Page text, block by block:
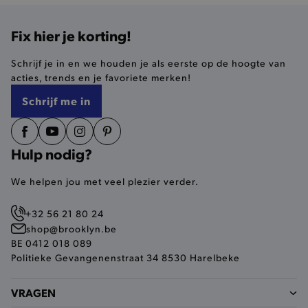
Fix hier je korting!
Schrijf je in en we houden je als eerste op de hoogte van
acties, trends en je favoriete merken!
Schrijf me in
Hulp nodig?
We helpen jou met veel plezier verder.
+32 56 21 80 24
shop@brooklyn.be
BE 0412 018 089
Politieke Gevangenenstraat 34 8530 Harelbeke
VRAGEN
De strikt noodzakelijke cookies verbeteren jouw
site op een correcte manier wordt verorberd. De
analytische en functionele cookies vullen hun
niet jouw identiteit.
Naam
product-added-modal
pickupStoreVal